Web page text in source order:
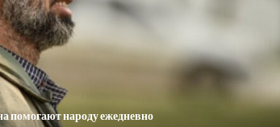
угрожает связи народа с исламской системой.